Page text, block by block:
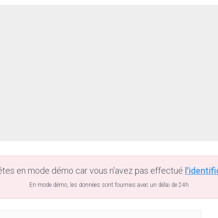
en mode démo car vous n'avez pas effectué
En mode démo, les données sont fournies avec un délai de 24h